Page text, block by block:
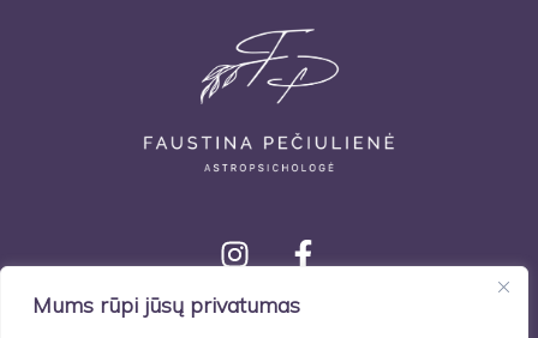
Mums rūpi jūsų privatumas